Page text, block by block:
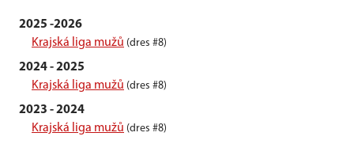
2025 -2026
Krajská liga mužů (dres #8)
2024 - 2025
Krajská liga mužů (dres #8)
2023 - 2024
Krajská liga mužů (dres #8)